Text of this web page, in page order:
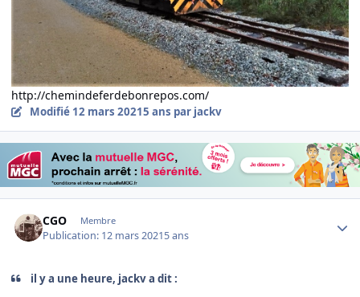
http://chemindeferdebonrepos.com/
Modifié 12 mars 20215 ans par jackv
CGO Membre
Publication: 12 mars 20215 ans
il y a une heure, jackv a dit :